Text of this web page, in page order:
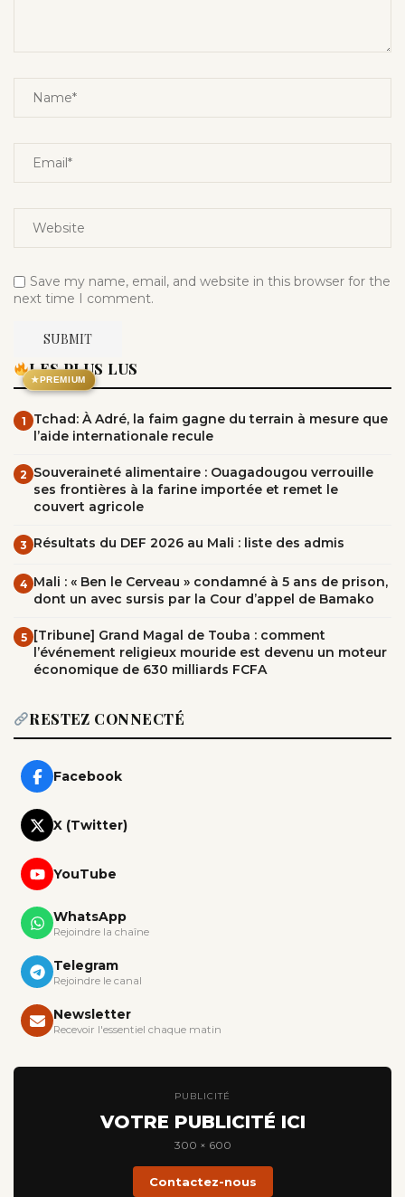
Save my name, email, and website in this browser for the
next time I comment.
★PREMIUM
LES PLUS LUS
1
Tchad: À Adré, la faim gagne du terrain à mesure que
l’aide internationale recule
2 Souveraineté alimentaire : Ouagadougou verrouille
ses frontières à la farine importée et remet le
couvert agricole
3 Résultats du DEF 2026 au Mali : liste des admis
4 Mali : « Ben le Cerveau » condamné à 5 ans de prison,
dont un avec sursis par la Cour d’appel de Bamako
5 [Tribune] Grand Magal de Touba : comment
l’événement religieux mouride est devenu un moteur
économique de 630 milliards FCFA
RESTEZ CONNECTÉ
Facebook
X (Twitter)
YouTube
WhatsApp
Rejoindre la chaîne
Telegram
Rejoindre le canal
Newsletter
Recevoir l'essentiel chaque matin
PUBLICITÉ
VOTRE PUBLICITÉ ICI
300 × 600
Contactez-nous